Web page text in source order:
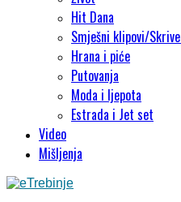
Hit Dana
Smješni klipovi/
Hrana i piće
Putovanja
Moda i ljepota
Estrada i Jet set
Video
Mišljenja